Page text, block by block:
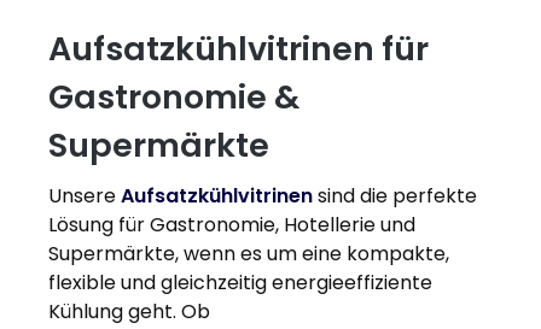
Aufsatzkühlvitrinen für
Gastronomie &
Supermärkte
UnsereAufsatzkühlvitrinensind die perfekte
Lösung für Gastronomie, Hotellerie und
Supermärkte, wenn es um eine kompakte,
flexible und gleichzeitig energieeffiziente
Kühlung geht. Ob